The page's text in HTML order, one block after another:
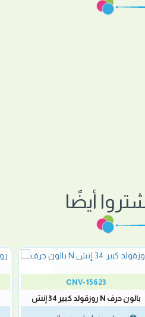
أيضًا
CNV-15623
بالون حرف N روزقولد كبير 34 إنش